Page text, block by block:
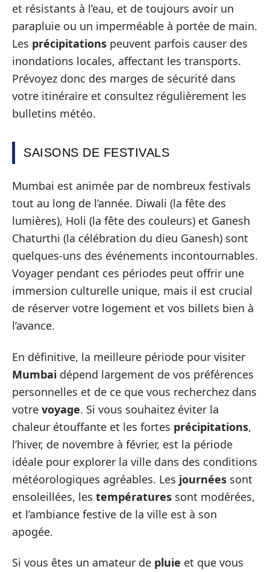
et résistants à l’eau, et de toujours avoir un
parapluie ou un imperméable à portée de main.
Les précipitations peuvent parfois causer des
inondations locales, affectant les transports.
Prévoyez donc des marges de sécurité dans
votre itinéraire et consultez régulièrement les
bulletins météo.
SAISONS DE FESTIVALS
Mumbai est animée par de nombreux festivals
tout au long de l’année. Diwali (la fête des
lumières), Holi (la fête des couleurs) et Ganesh
Chaturthi (la célébration du dieu Ganesh) sont
quelques-uns des événements incontournables.
Voyager pendant ces périodes peut offrir une
immersion culturelle unique, mais il est crucial
de réserver votre logement et vos billets bien à
l’avance.
En définitive, la meilleure période pour visiter
Mumbai dépend largement de vos préférences
personnelles et de ce que vous recherchez dans
votre voyage. Si vous souhaitez éviter la
chaleur étouffante et les fortes précipitations,
l’hiver, de novembre à février, est la période
idéale pour explorer la ville dans des conditions
météorologiques agréables. Les journées sont
ensoleillées, les températures sont modérées,
et l’ambiance festive de la ville est à son
apogée.
Si vous êtes un amateur de pluie et que vous